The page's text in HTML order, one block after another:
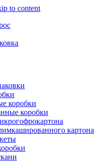
to content
коробки
коробки
картона